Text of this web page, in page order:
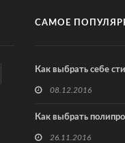
САМОЕ
Как выбрать себе
08.12.2016
Как выбрать
26.11.2016